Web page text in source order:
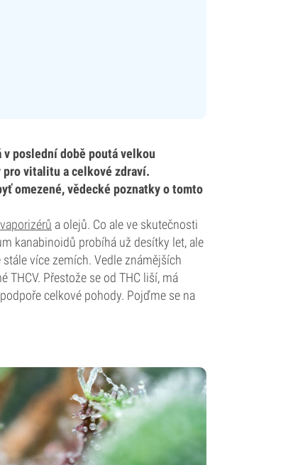
v poslední době poutá velkou
vitalitu a celkové zdraví.
omezené, vědecké poznatky o tomto
vaporizérů a olejů. Co ale ve skutečnosti
kanabinoidů probíhá už desítky let, ale
více zemích. Vedle známějších
THCV. Přestože se od THC liší, má
celkové pohody. Pojďme se na